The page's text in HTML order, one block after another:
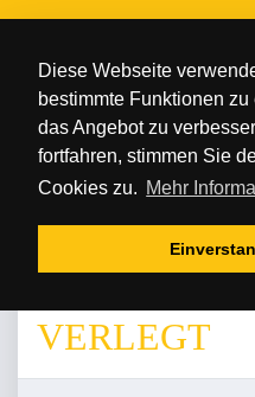
Diese Webseite
bestimmte Funktionen
das Angebot zu
fortfahren, stimmen Sie
Cookies zu. Mehr
#ETTU
. Januar
VERLEGT